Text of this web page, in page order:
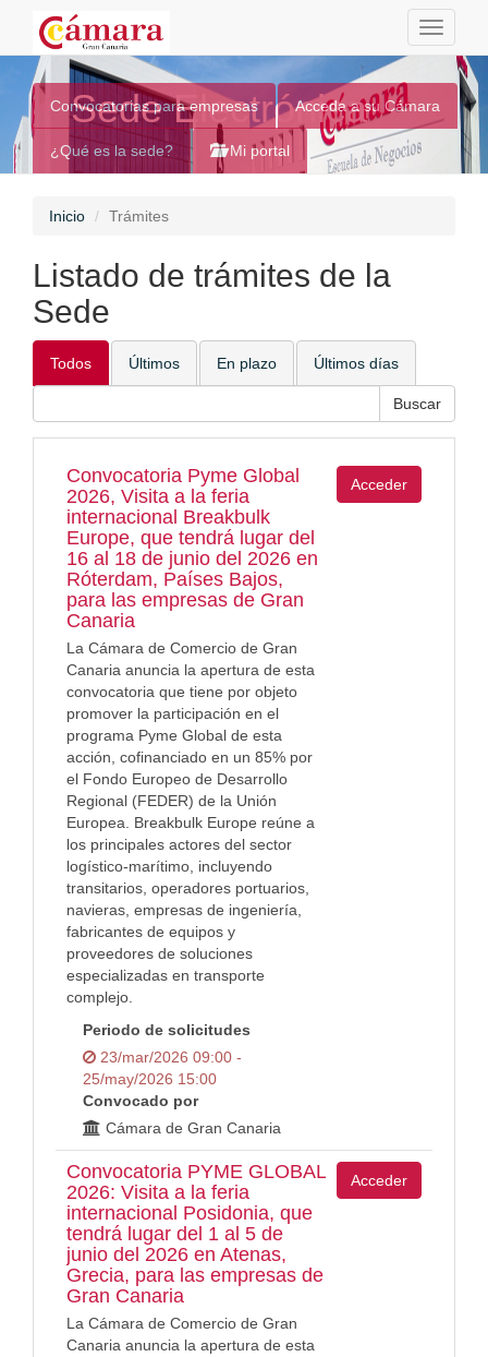
Toggle
Sede Electrónica
Convocatorias para empresas Acceda a su Cámara
¿Qué es la sede? Mi portal
Inicio Trámites
Listado de trámites de la
Sede
Todos Últimos En plazo Últimos días
Convocatoria Pyme Global
2026, Visita a la feria
internacional Breakbulk
Europe, que tendrá lugar del
16 al 18 de junio del 2026 en
Róterdam, Países Bajos,
para las empresas de Gran
Canaria
La Cámara de Comercio de Gran
Canaria anuncia la apertura de esta
convocatoria que tiene por objeto
promover la participación en el
programa Pyme Global de esta
acción, cofinanciado en un 85% por
el Fondo Europeo de Desarrollo
Regional (FEDER) de la Unión
Europea. Breakbulk Europe reúne a
los principales actores del sector
logístico-marítimo, incluyendo
transitarios, operadores portuarios,
navieras, empresas de ingeniería,
fabricantes de equipos y
proveedores de soluciones
especializadas en transporte
complejo.
Periodo de solicitudes
23/mar/2026 09:00 -
25/may/2026 15:00
Convocado por
Cámara de Gran Canaria
Acceder
Convocatoria PYME GLOBAL
2026: Visita a la feria
internacional Posidonia, que
tendrá lugar del 1 al 5 de
junio del 2026 en Atenas,
Grecia, para las empresas de
Gran Canaria
La Cámara de Comercio de Gran
Canaria anuncia la apertura de esta
Acceder